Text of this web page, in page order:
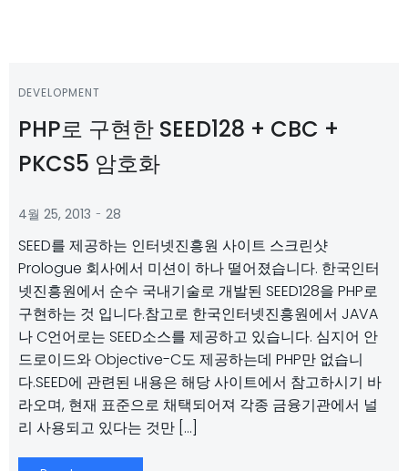
DEVELOPMENT
PHP로 구현한 SEED128 + CBC +
PKCS5 암호화
4월 25, 2013 - 28
SEED를 제공하는 인터넷진흥원 사이트 스크린샷
Prologue 회사에서 미션이 하나 떨어졌습니다. 한국인터
넷진흥원에서 순수 국내기술로 개발된 SEED128을 PHP로
구현하는 것 입니다.참고로 한국인터넷진흥원에서 JAVA
나 C언어로는 SEED소스를 제공하고 있습니다. 심지어 안
드로이드와 Objective-C도 제공하는데 PHP만 없습니
다.SEED에 관련된 내용은 해당 사이트에서 참고하시기 바
라오며, 현재 표준으로 채택되어져 각종 금융기관에서 널
리 사용되고 있다는 것만 […]